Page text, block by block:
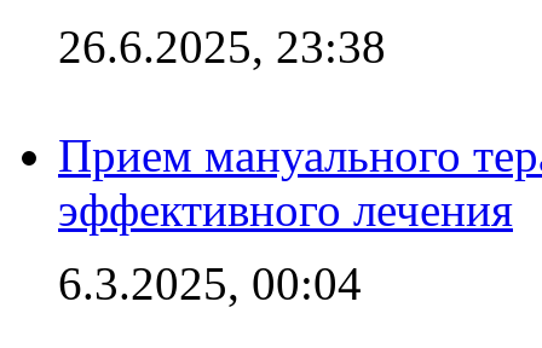
26.6.2025, 23:38
Прием мануального
эффективного лечения
6.3.2025, 00:04